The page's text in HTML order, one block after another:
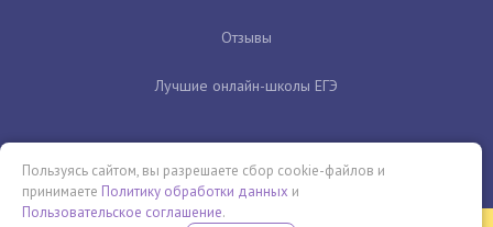
Отзывы
Лучшие онлайн-школы ЕГЭ
Пользуясь сайтом, вы разрешаете сбор cookie-файлов и
принимаете Политику обработки данных и
Пользовательское соглашение.